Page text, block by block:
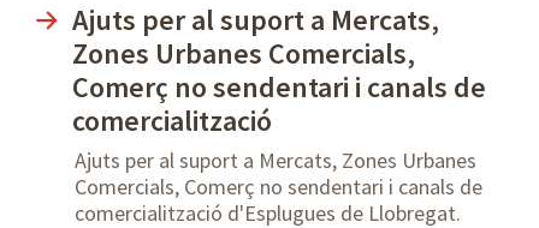
Ajuts per al suport a Mercats,
Zones Urbanes Comercials,
Comerç no sendentari i canals de
comercialització
Ajuts per al suport a Mercats, Zones Urbanes
Comercials, Comerç no sendentari i canals de
comercialització d'Esplugues de Llobregat.